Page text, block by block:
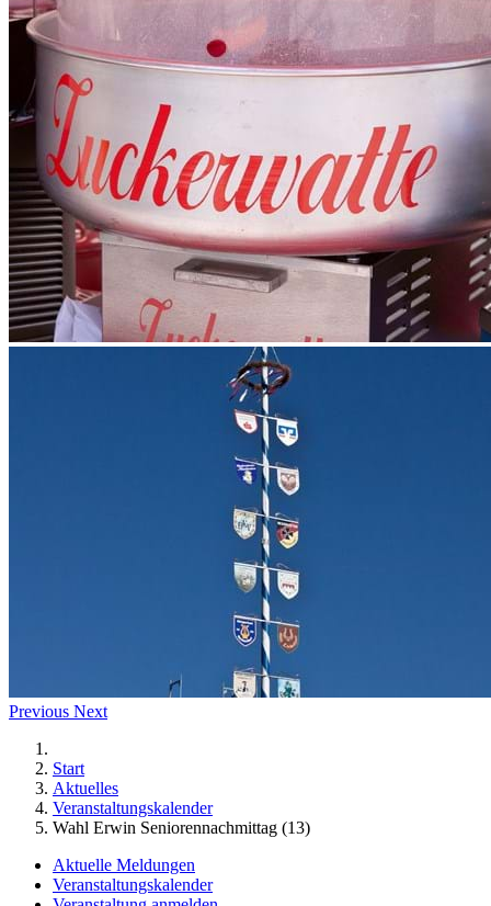
Previous Next
Start
Aktuelles
Veranstaltungskalender
Wahl Erwin Seniorennachmittag (13)
Aktuelle Meldungen
Veranstaltungskalender